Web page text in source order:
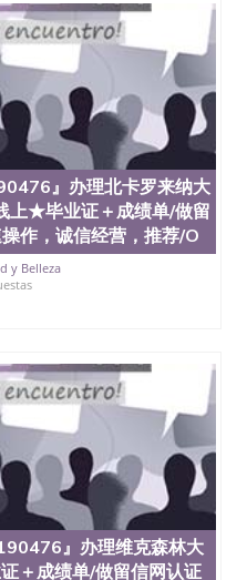
设计，和航空学等，深
部和研究所的商学课程
人士前来研究与学习。
办理信息； 2、客户付
转制作点做电子图；
5、电子图确认好转成
照或者视频确认再付余
，国外DHL）。 三、
教育部学历学位认证，
、留学回国人员证明
存档可查。 3、留信网
，终身受用。 四、办理
学院、商学院、交流学
学院、工程学院、健康
科学学院、人文学院、
士及博士学位。学校的
、财务、教育、建筑工
、音乐、生物学、统计
、农业、环境污染控
程、建筑设计、工商管
天工程、土木工程、数
心理学、戏剧、市场营
物理学、人工智能、商
关材料，确定客户办理
充毕业证成绩单等相关
』办理北卡罗来纳大
上★毕业证＋成绩单/做留
作，诚信经营，推荐/O
y Belleza
』办理维克森林大
＋成绩单/做留信网认证